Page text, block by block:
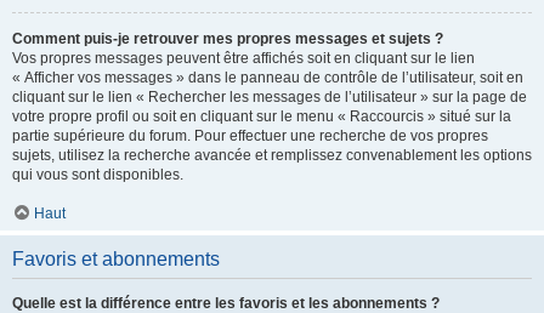
Comment puis-je retrouver mes propres messages et sujets ?
Vos propres messages peuvent être affichés soit en cliquant sur le lien
« Afficher vos messages » dans le panneau de contrôle de l’utilisateur, soit en
cliquant sur le lien « Rechercher les messages de l’utilisateur » sur la page de
votre propre profil ou soit en cliquant sur le menu « Raccourcis » situé sur la
partie supérieure du forum. Pour effectuer une recherche de vos propres
sujets, utilisez la recherche avancée et remplissez convenablement les options
qui vous sont disponibles.
Haut
Favoris et abonnements
Quelle est la différence entre les favoris et les abonnements ?